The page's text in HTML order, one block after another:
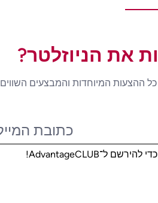
את הניוזלטר?
כל ההצעות המיוחדות והמבצעים השווים
כדי להירשם ל־AdvantageCLUB!